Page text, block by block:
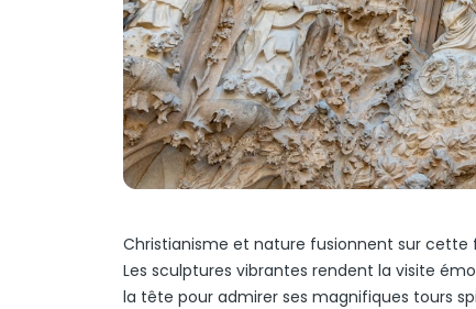
Christianisme et nature fusionnent sur cette
Les sculptures vibrantes rendent la visite
la tête pour admirer ses magnifiques tours